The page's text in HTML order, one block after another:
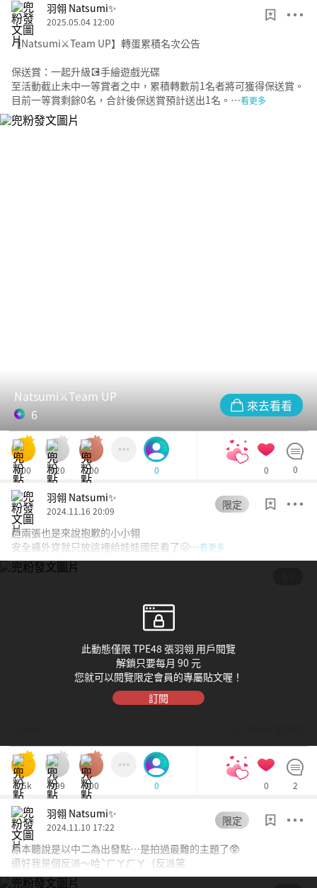
想讓偶像第一眼就看見您嗎？
羽翎 Natsumi✨
2025.05.04 12:00
【Natsumi⚔️Team UP】轉蛋累積名次公告
保送賞：一起升級💽手繪遊戲光碟
至活動截止未中一等賞者之中，累積轉數前1名者將可獲得保送賞。
目前一等賞剩餘0名，合計後保送賞預計送出1名。…看更多
Natsumi⚔️Team UP
6
來去看看
600 520 200 0 0 0
羽翎 Natsumi✨
2024.11.16 20:09
限定
這兩張也是來說抱歉的小小翎
安全褲外穿就只放這裡給娃娃國民看了🫢…看更多
此動態僅限 TPE48 張羽翎 用戶閱覽
解鎖只要每月 90 元
您就可以閱覽限定會員的專屬貼文喔！
訂閱
1.5k 999 600 0 0 2
羽翎 Natsumi✨
2024.11.10 17:22
限定
原本聽說是以中二為出發點…是拍過最難的主題了🥸
還好我是個反派～哈ˋㄏㄚㄏㄚ（反派笑